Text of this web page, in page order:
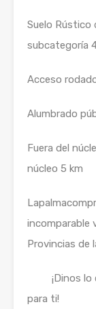
Suelo Rústico
subcategoría
Acceso
Alumbrado
Fuera del
núcleo 5 km
incomparable
Provincias de
¡Dinos lo
para ti!